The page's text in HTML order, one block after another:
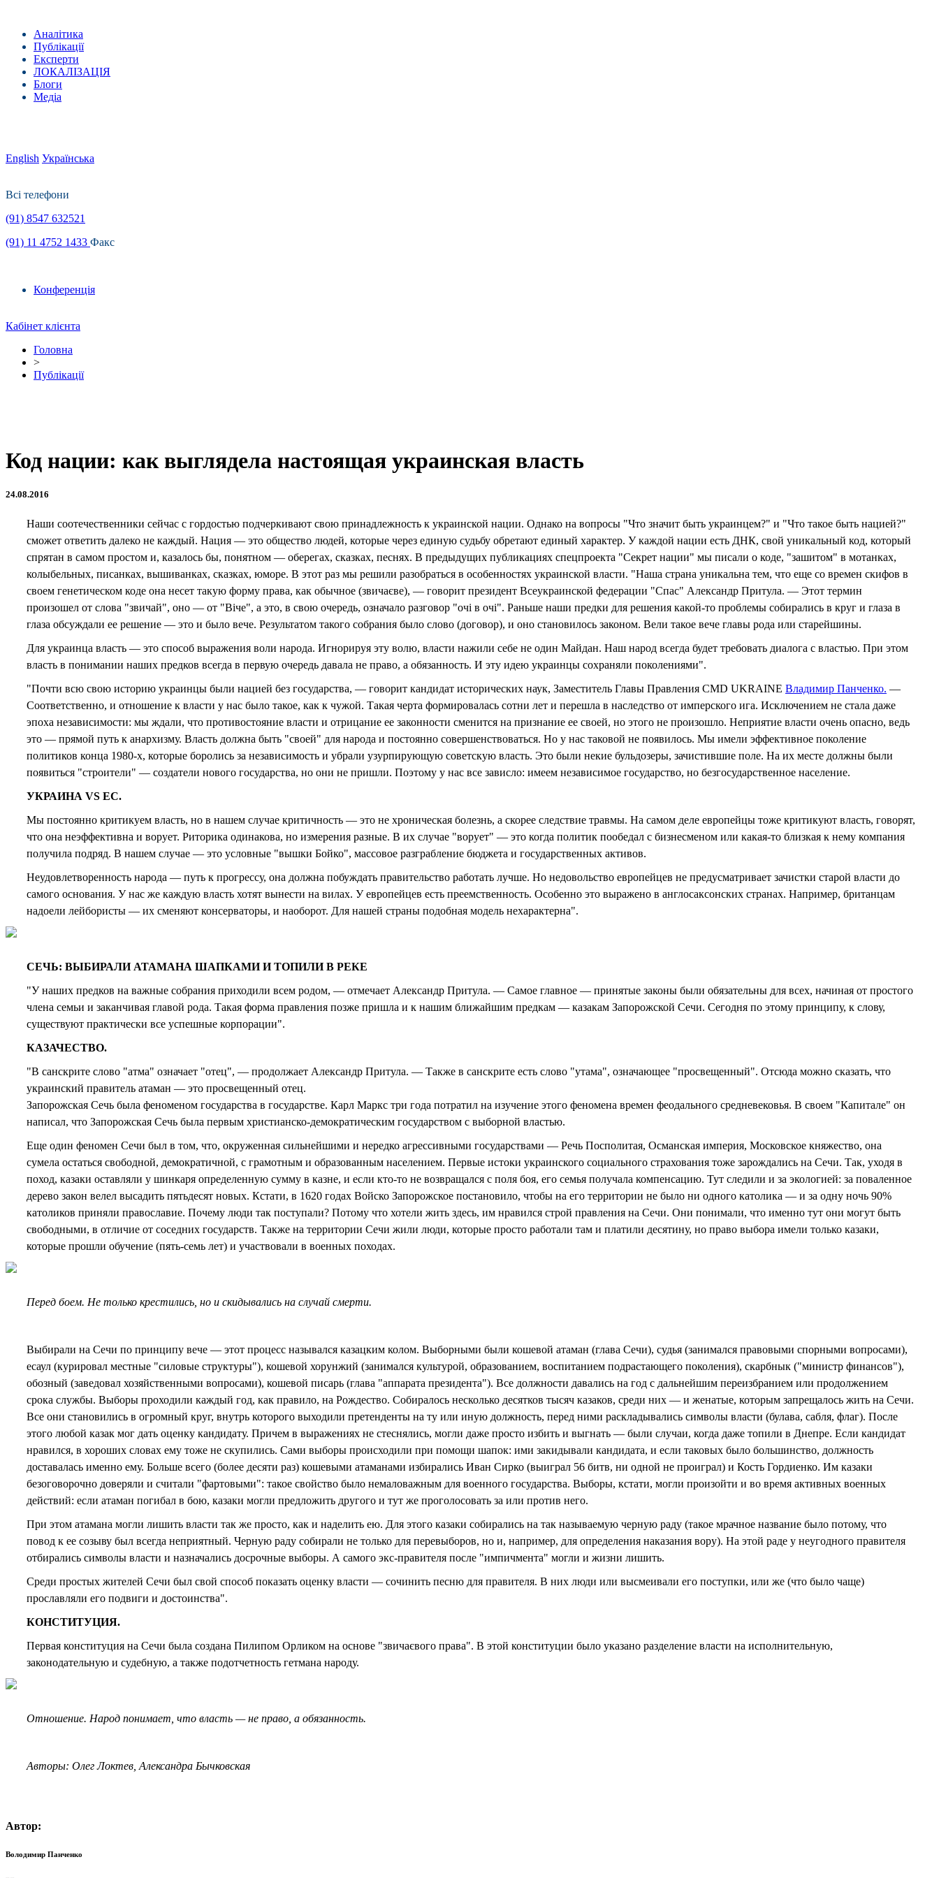
Аналітика
Публікації
Експерти
ЛОКАЛІЗАЦІЯ
Блоги
Медіа
English Українська
Всі телефони
(91) 8547 632521
(91) 11 4752 1433 Факс
Конференція
Кабінет клієнта
Головна
>
Публікації
Код нации: как выглядела настоящая украинская власть
24.08.2016
Наши соотечественники сейчас с гордостью подчеркивают свою принадлежность к украинской нации. Однако на вопросы "Что значит быть украинцем?" и "Что такое быть нацией?"
сможет ответить далеко не каждый. Нация — это общество людей, которые через единую судьбу обретают единый характер. У каждой нации есть ДНК, свой уникальный код, который
спрятан в самом простом и, казалось бы, понятном — оберегах, сказках, песнях. В предыдущих публикациях спецпроекта "Секрет нации" мы писали о коде, "зашитом" в мотанках,
колыбельных, писанках, вышиванках, сказках, юморе. В этот раз мы решили разобраться в особенностях украинской власти. "Наша страна уникальна тем, что еще со времен скифов в
своем генетическом коде она несет такую форму права, как обычное (звичаєве), — говорит президент Всеукраинской федерации "Спас" Александр Притула. — Этот термин
произошел от слова "звичай", оно — от "Віче", а это, в свою очередь, означало разговор "очі в очі". Раньше наши предки для решения какой-то проблемы собирались в круг и глаза в
глаза обсуждали ее решение — это и было вече. Результатом такого собрания было слово (договор), и оно становилось законом. Вели такое вече главы рода или старейшины.
Для украинца власть — это способ выражения воли народа. Игнорируя эту волю, власти нажили себе не один Майдан. Наш народ всегда будет требовать диалога с властью. При этом
власть в понимании наших предков всегда в первую очередь давала не право, а обязанность. И эту идею украинцы сохраняли поколениями".
"Почти всю свою историю украинцы были нацией без государства, — говорит кандидат исторических наук, Заместитель Главы Правления CMD UKRAINE Владимир Панченко. —
Соответственно, и отношение к власти у нас было такое, как к чужой. Такая черта формировалась сотни лет и перешла в наследство от имперского ига. Исключением не стала даже
эпоха независимости: мы ждали, что противостояние власти и отрицание ее законности сменится на признание ее своей, но этого не произошло. Неприятие власти очень опасно, ведь
это — прямой путь к анархизму. Власть должна быть "своей" для народа и постоянно совершенствоваться. Но у нас таковой не появилось. Мы имели эффективное поколение
политиков конца 1980-х, которые боролись за независимость и убрали узурпирующую советскую власть. Это были некие бульдозеры, зачистившие поле. На их месте должны были
появиться "строители" — создатели нового государства, но они не пришли. Поэтому у нас все зависло: имеем независимое государство, но безгосударственное население.
УКРАИНА VS ЕС.
Мы постоянно критикуем власть, но в нашем случае критичность — это не хроническая болезнь, а скорее следствие травмы. На самом деле европейцы тоже критикуют власть, говорят,
что она неэффективна и ворует. Риторика одинакова, но измерения разные. В их случае "ворует" — это когда политик пообедал с бизнесменом или какая-то близкая к нему компания
получила подряд. В нашем случае — это условные "вышки Бойко", массовое разграбление бюджета и государственных активов.
Неудовлетворенность народа — путь к прогрессу, она должна побуждать правительство работать лучше. Но недовольство европейцев не предусматривает зачистки старой власти до
самого основания. У нас же каждую власть хотят вынести на вилах. У европейцев есть преемственность. Особенно это выражено в англосаксонских странах. Например, британцам
надоели лейбористы — их сменяют консерваторы, и наоборот. Для нашей страны подобная модель нехарактерна".
СЕЧЬ: ВЫБИРАЛИ АТАМАНА ШАПКАМИ И ТОПИЛИ В РЕКЕ
"У наших предков на важные собрания приходили всем родом, — отмечает Александр Притула. — Самое главное — принятые законы были обязательны для всех, начиная от простого
члена семьи и заканчивая главой рода. Такая форма правления позже пришла и к нашим ближайшим предкам — казакам Запорожской Сечи. Сегодня по этому принципу, к слову,
существуют практически все успешные корпорации".
КАЗАЧЕСТВО.
"В санскрите слово "атма" означает "отец", — продолжает Александр Притула. — Также в санскрите есть слово "утама", означающее "просвещенный". Отсюда можно сказать, что
украинский правитель атаман — это просвещенный отец.
Запорожская Сечь была феноменом государства в государстве. Карл Маркс три года потратил на изучение этого феномена времен феодального средневековья. В своем "Капитале" он
написал, что Запорожская Сечь была первым христианско-демократическим государством с выборной властью.
Еще один феномен Сечи был в том, что, окруженная сильнейшими и нередко агрессивными государствами — Речь Посполитая, Османская империя, Московское княжество, она
сумела остаться свободной, демократичной, с грамотным и образованным населением. Первые истоки украинского социального страхования тоже зарождались на Сечи. Так, уходя в
поход, казаки оставляли у шинкаря определенную сумму в казне, и если кто-то не возвращался с поля боя, его семья получала компенсацию. Тут следили и за экологией: за поваленное
дерево закон велел высадить пятьдесят новых. Кстати, в 1620 годах Войско Запорожское постановило, чтобы на его территории не было ни одного католика — и за одну ночь 90%
католиков приняли православие. Почему люди так поступали? Потому что хотели жить здесь, им нравился строй правления на Сечи. Они понимали, что именно тут они могут быть
свободными, в отличие от соседних государств. Также на территории Сечи жили люди, которые просто работали там и платили десятину, но право выбора имели только казаки,
которые прошли обучение (пять-семь лет) и участвовали в военных походах.
Перед боем. Не только крестились, но и скидывались на случай смерти.
Выбирали на Сечи по принципу вече — этот процесс назывался казацким колом. Выборными были кошевой атаман (глава Сечи), судья (занимался правовыми спорными вопросами),
есаул (курировал местные "силовые структуры"), кошевой хорунжий (занимался культурой, образованием, воспитанием подрастающего поколения), скарбнык ("министр финансов"),
обозный (заведовал хозяйственными вопросами), кошевой писарь (глава "аппарата президента"). Все должности давались на год с дальнейшим переизбранием или продолжением
срока службы. Выборы проходили каждый год, как правило, на Рождество. Собиралось несколько десятков тысяч казаков, среди них — и женатые, которым запрещалось жить на Сечи.
Все они становились в огромный круг, внутрь которого выходили претенденты на ту или иную должность, перед ними раскладывались символы власти (булава, сабля, флаг). После
этого любой казак мог дать оценку кандидату. Причем в выражениях не стеснялись, могли даже просто избить и выгнать — были случаи, когда даже топили в Днепре. Если кандидат
нравился, в хороших словах ему тоже не скупились. Сами выборы происходили при помощи шапок: ими закидывали кандидата, и если таковых было большинство, должность
доставалась именно ему. Больше всего (более десяти раз) кошевыми атаманами избирались Иван Сирко (выиграл 56 битв, ни одной не проиграл) и Кость Гордиенко. Им казаки
безоговорочно доверяли и считали "фартовыми": такое свойство было немаловажным для военного государства. Выборы, кстати, могли произойти и во время активных военных
действий: если атаман погибал в бою, казаки могли предложить другого и тут же проголосовать за или против него.
При этом атамана могли лишить власти так же просто, как и наделить ею. Для этого казаки собирались на так называемую черную раду (такое мрачное название было потому, что
повод к ее созыву был всегда неприятный. Черную раду собирали не только для перевыборов, но и, например, для определения наказания вору). На этой раде у неугодного правителя
отбирались символы власти и назначались досрочные выборы. А самого экс-правителя после "импичмента" могли и жизни лишить.
Среди простых жителей Сечи был свой способ показать оценку власти — сочинить песню для правителя. В них люди или высмеивали его поступки, или же (что было чаще)
прославляли его подвиги и достоинства".
КОНСТИТУЦИЯ.
Первая конституция на Сечи была создана Пилипом Орликом на основе "звичаєвого права". В этой конституции было указано разделение власти на исполнительную,
законодательную и судебную, а также подотчетность гетмана народу.
Отношение. Народ понимает, что власть — не право, а обязанность.
Авторы: Олег Локтев, Александра Бычковская
Автор:
Володимир Панченко